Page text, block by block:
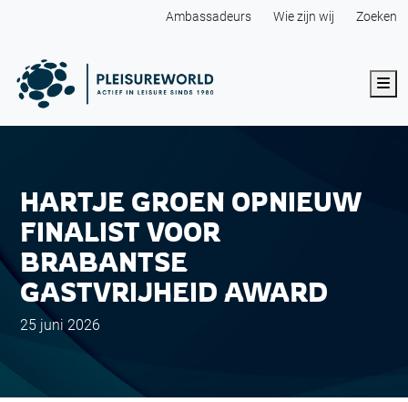
Ambassadeurs Wie zijn wij Zoeken
HARTJE GROEN OPNIEUW
FINALIST VOOR
BRABANTSE
GASTVRIJHEID AWARD
25 juni 2026